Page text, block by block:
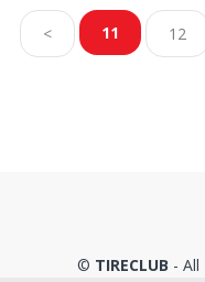
< 11 12
© TIRECLUB - All